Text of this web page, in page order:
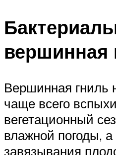
вершинная
Вершинная гниль
чаще всего
вегетационный
влажной погоды,
завязывания